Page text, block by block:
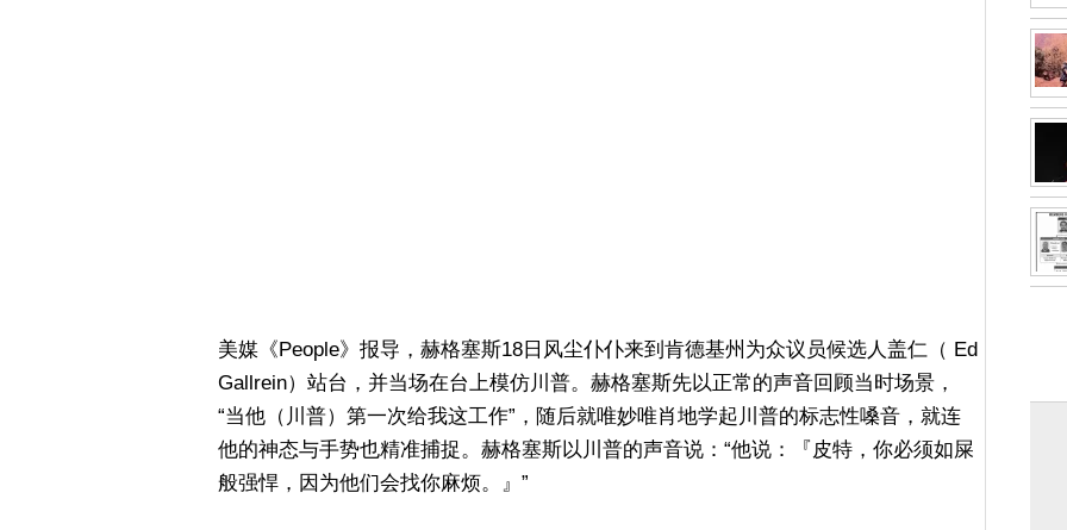
美媒《People》报导，赫格塞斯18日风尘仆仆来到肯德基州为众议员候选人盖仁（ Ed
Gallrein）站台，并当场在台上模仿川普。赫格塞斯先以正常的声音回顾当时场景，
“当他（川普）第一次给我这工作”，随后就唯妙唯肖地学起川普的标志性嗓音，就连
他的神态与手势也精准捕捉。赫格塞斯以川普的声音说：“他说：『皮特，你必须如屎
般强悍，因为他们会找你麻烦。』”